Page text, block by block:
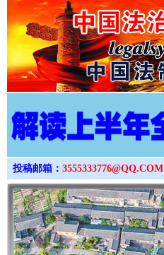
投稿邮箱： 3555333776@QQ.COM